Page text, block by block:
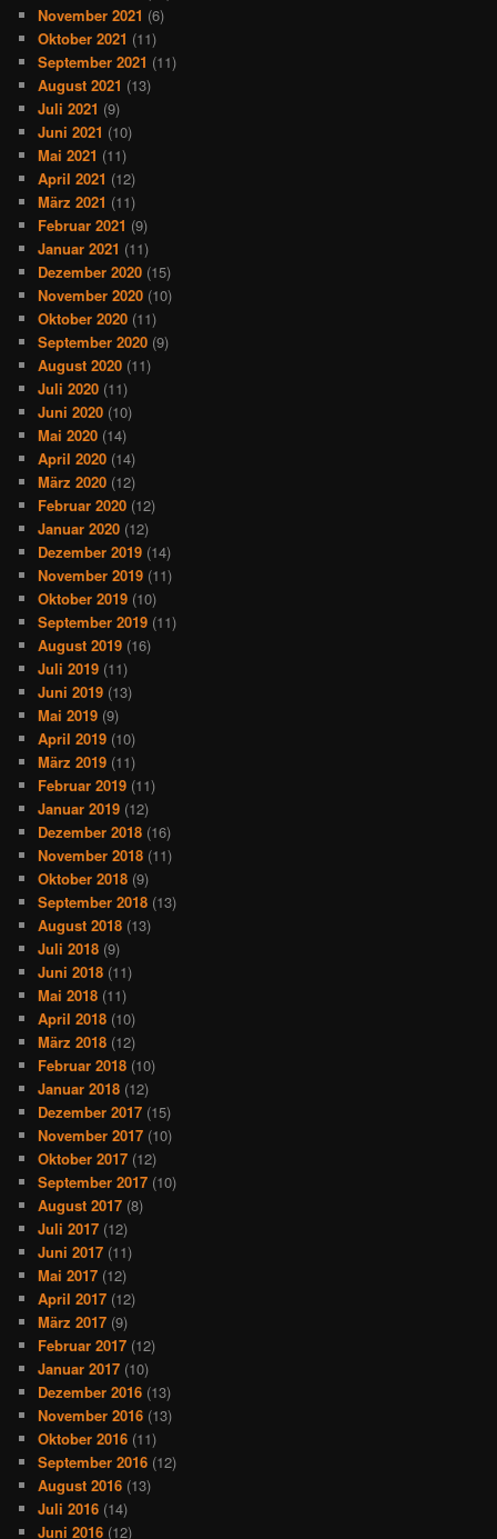
November 2021 (6)
Oktober 2021 (11)
September 2021 (11)
August 2021 (13)
Juli 2021 (9)
Juni 2021 (10)
Mai 2021 (11)
April 2021 (12)
März 2021 (11)
Februar 2021 (9)
Januar 2021 (11)
Dezember 2020 (15)
November 2020 (10)
Oktober 2020 (11)
September 2020 (9)
August 2020 (11)
Juli 2020 (11)
Juni 2020 (10)
Mai 2020 (14)
April 2020 (14)
März 2020 (12)
Februar 2020 (12)
Januar 2020 (12)
Dezember 2019 (14)
November 2019 (11)
Oktober 2019 (10)
September 2019 (11)
August 2019 (16)
Juli 2019 (11)
Juni 2019 (13)
Mai 2019 (9)
April 2019 (10)
März 2019 (11)
Februar 2019 (11)
Januar 2019 (12)
Dezember 2018 (16)
November 2018 (11)
Oktober 2018 (9)
September 2018 (13)
August 2018 (13)
Juli 2018 (9)
Juni 2018 (11)
Mai 2018 (11)
April 2018 (10)
März 2018 (12)
Februar 2018 (10)
Januar 2018 (12)
Dezember 2017 (15)
November 2017 (10)
Oktober 2017 (12)
September 2017 (10)
August 2017 (8)
Juli 2017 (12)
Juni 2017 (11)
Mai 2017 (12)
April 2017 (12)
März 2017 (9)
Februar 2017 (12)
Januar 2017 (10)
Dezember 2016 (13)
November 2016 (13)
Oktober 2016 (11)
September 2016 (12)
August 2016 (13)
Juli 2016 (14)
Juni 2016 (12)